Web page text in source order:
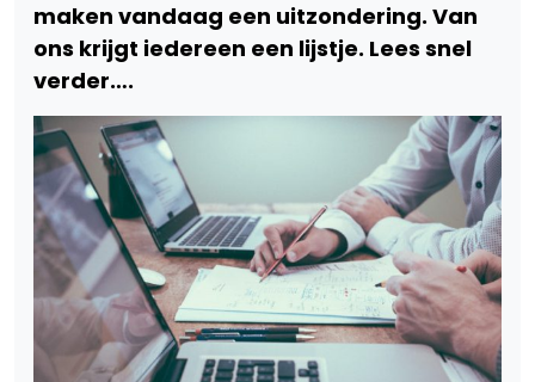
maken vandaag een uitzondering. Van
ons krijgt iedereen een lijstje. Lees snel
verder….